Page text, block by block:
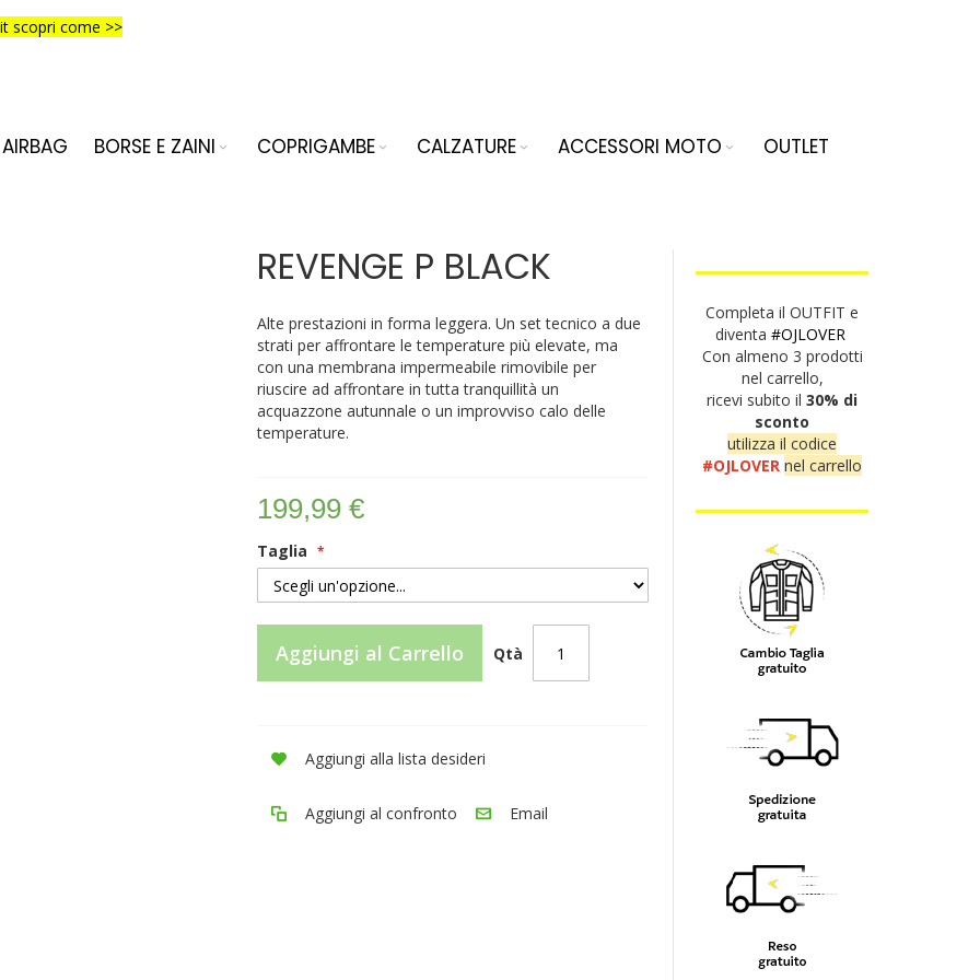
scopri come >>
AIRBAG BORSE E ZAINI COPRIGAMBE CALZATURE ACCESSORI MOTO OUTLET
REVENGE P BLACK
Alte prestazioni in forma leggera. Un set tecnico a due
strati per affrontare le temperature più elevate, ma
con una membrana impermeabile rimovibile per
riuscire ad affrontare in tutta tranquillità un
acquazzone autunnale o un improvviso calo delle
temperature.
199,99 €
Taglia
Qtà
Aggiungi al Carrello
Aggiungi alla lista desideri
Aggiungi al confronto Email
Completa il OUTFIT e
diventa #OJLOVER
Con almeno 3 prodotti
nel carrello,
ricevi subito il30% di
sconto
utilizza il codice
#OJLOVER nel carrello